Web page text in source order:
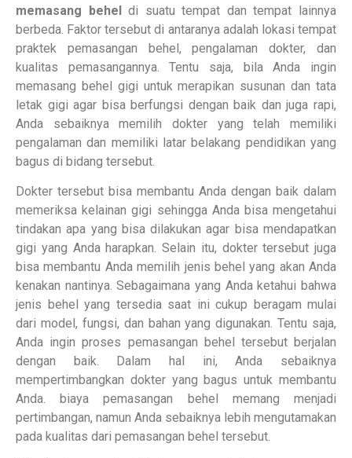
memasang beheldi suatu tempat dan tempat lainnya
berbeda. Faktor tersebut di antaranya adalah lokasi tempat
praktek pemasangan behel, pengalaman dokter, dan
kualitas pemasangannya. Tentu saja, bila Anda ingin
memasang behel gigi untuk merapikan susunan dan tata
letak gigi agar bisa berfungsi dengan baik dan juga rapi,
Anda sebaiknya memilih dokter yang telah memiliki
pengalaman dan memiliki latar belakang pendidikan yang
bagus di bidang tersebut.
Dokter tersebut bisa membantu Anda dengan baik dalam
memeriksa kelainan gigi sehingga Anda bisa mengetahui
tindakan apa yang bisa dilakukan agar bisa mendapatkan
gigi yang Anda harapkan. Selain itu, dokter tersebut juga
bisa membantu Anda memilih jenis behel yang akan Anda
kenakan nantinya. Sebagaimana yang Anda ketahui bahwa
jenis behel yang tersedia saat ini cukup beragam mulai
dari model, fungsi, dan bahan yang digunakan. Tentu saja,
Anda ingin proses pemasangan behel tersebut berjalan
dengan baik. Dalam hal ini, Anda sebaiknya
mempertimbangkan dokter yang bagus untuk membantu
Anda. biaya pemasangan behel memang menjadi
pertimbangan, namun Anda sebaiknya lebih mengutamakan
pada kualitas dari pemasangan behel tersebut.